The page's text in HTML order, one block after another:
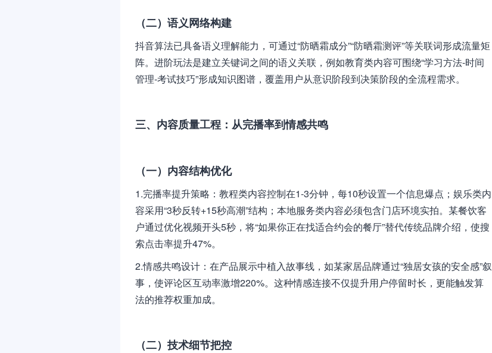
（二）语义网络构建
抖音算法已具备语义理解能力，可通过“防晒霜成分”“防晒霜测评”等关联词形成流量矩
阵。进阶玩法是建立关键词之间的语义关联，例如教育类内容可围绕“学习方法-时间
管理-考试技巧”形成知识图谱，覆盖用户从意识阶段到决策阶段的全流程需求。
三、内容质量工程：从完播率到情感共鸣
（一）内容结构优化
1.完播率提升策略：教程类内容控制在1-3分钟，每10秒设置一个信息爆点；娱乐类内
容采用“3秒反转+15秒高潮”结构；本地服务类内容必须包含门店环境实拍。某餐饮客
户通过优化视频开头5秒，将“如果你正在找适合约会的餐厅”替代传统品牌介绍，使搜
索点击率提升47%。
2.情感共鸣设计：在产品展示中植入故事线，如某家居品牌通过“独居女孩的安全感”叙
事，使评论区互动率激增220%。这种情感连接不仅提升用户停留时长，更能触发算
法的推荐权重加成。
（二）技术细节把控